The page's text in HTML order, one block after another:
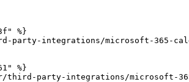
%}
integrations/microsoft-365-
%}
party-integrations/microsoft-